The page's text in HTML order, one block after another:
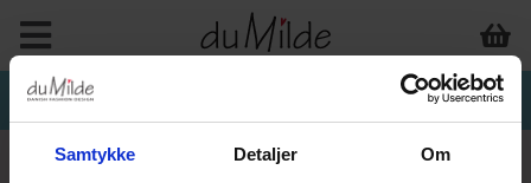
Samtykke Detaljer Om